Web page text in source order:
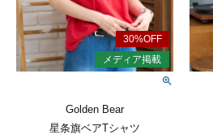
Golden Bear
星条旗ベアTシャツ